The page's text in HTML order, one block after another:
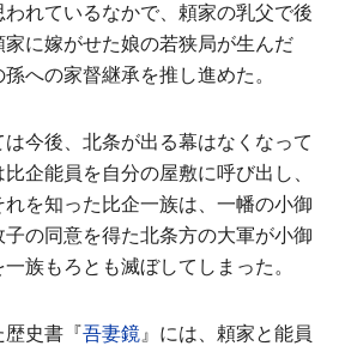
れているなかで、頼家の乳父で後
家に嫁がせた娘の若狭局が生んだ
孫への家督継承を推し進めた。
は今後、北条が出る幕はなくなって
企能員を自分の屋敷に呼び出し、
を知った比企一族は、一幡の小御
の同意を得た北条方の大軍が小御
族もろとも滅ぼしてしまった。
歴史書『吾妻鏡 』には、頼家と能員